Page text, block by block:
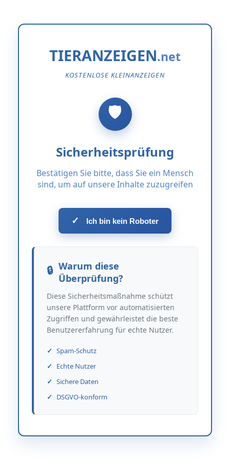
TIERANZEIGEN
KOSTENLOSE KLEINANZEIGEN
Sicherheitsprüfung
Bestätigen Sie bitte, dass Sie ein Mensch
sind, um auf unsere Inhalte zuzugreifen
✓ Ich bin kein Roboter
Warum diese
Überprüfung?
Diese Sicherheitsmaßnahme schützt
unsere Plattform vor automatisierten
Zugriffen und gewährleistet die beste
Benutzererfahrung für echte Nutzer.
Spam-Schutz
Echte Nutzer
Sichere Daten
DSGVO-konform